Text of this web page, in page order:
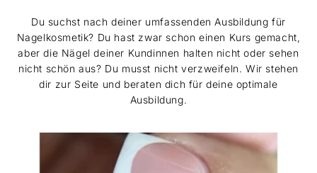
Du suchst nach deiner umfassenden Ausbildung für
Nagelkosmetik? Du hast zwar schon einen Kurs gemacht,
aber die Nägel deiner Kundinnen halten nicht oder sehen
nicht schön aus? Du musst nicht verzweifeln. Wir stehen
dir zur Seite und beraten dich für deine optimale
Ausbildung.